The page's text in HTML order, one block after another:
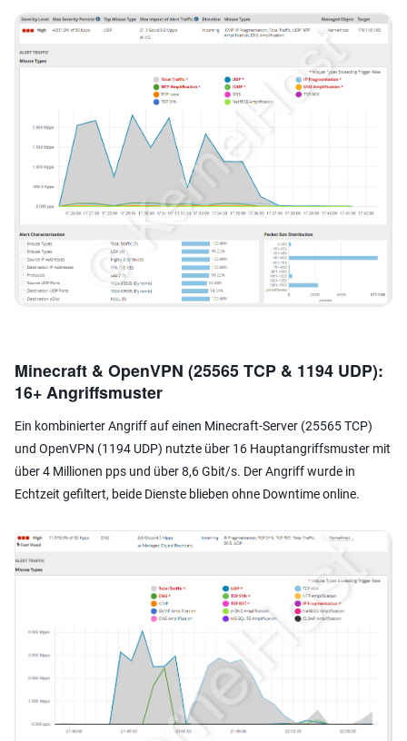
Minecraft & OpenVPN (25565 TCP & 1194 UDP):
16+ Angriffsmuster
Ein kombinierter Angriff auf einen Minecraft-Server (25565 TCP)
und OpenVPN (1194 UDP) nutzte über 16 Hauptangriffsmuster mit
über 4 Millionen pps und über 8,6 Gbit/s. Der Angriff wurde in
Echtzeit gefiltert, beide Dienste blieben ohne Downtime online.